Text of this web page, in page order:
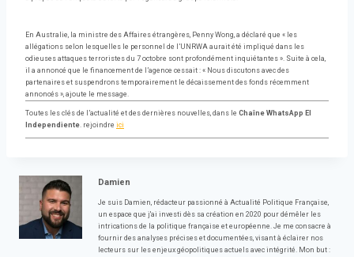
En Australie, la ministre des Affaires étrangères, Penny Wong, a déclaré que « les
allégations selon lesquelles le personnel de l’UNRWA aurait été impliqué dans les
odieuses attaques terroristes du 7 octobre sont profondément inquiétantes ». Suite à cela,
il a annoncé que le financement de l’agence cessait : « Nous discutons avec des
partenaires et suspendrons temporairement le décaissement des fonds récemment
annoncés », ajoute le message.
Toutes les clés de l’actualité et des dernières nouvelles, dans le Chaîne WhatsApp El
Independiente. rejoindre ici
Damien
Je suis Damien, rédacteur passionné à Actualité Politique Française,
un espace que j'ai investi dès sa création en 2020 pour démêler les
intrications de la politique française et européenne. Je me consacre à
fournir des analyses précises et documentées, visant à éclairer nos
lecteurs sur les enjeux géopolitiques actuels avec intégrité. Mon but :